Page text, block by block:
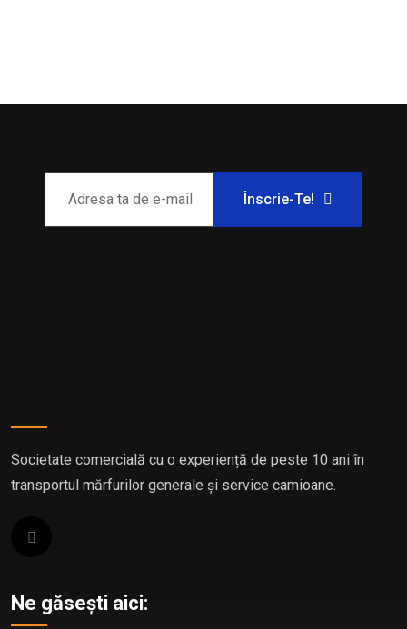
Înscrie-Te!
Societate comercială cu o experiență de peste 10 ani în
transportul mărfurilor generale și service camioane.
Ne găsești aici: